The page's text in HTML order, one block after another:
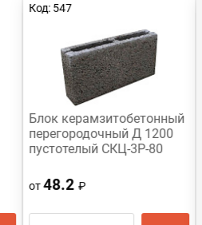
Код: 547
Блок керамзитобетонный
перегородочный Д 1200
пустотелый СКЦ-3Р-80
от48.2₽